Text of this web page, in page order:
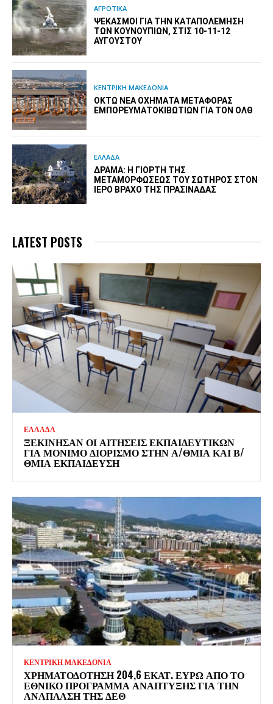
ΑΓΡΟΤΙΚΑ
ΨΕΚΑΣΜΟΊ ΓΙΑ ΤΗΝ ΚΑΤΑΠΟΛΈΜΗΣΗ
ΤΩΝ ΚΟΥΝΟΥΠΙΏΝ, ΣΤΙΣ 10-11-12
ΑΥΓΟΎΣΤΟΥ
ΚΕΝΤΡΙΚΗ ΜΑΚΕΔΟΝΙΑ
ΟΚΤΏ ΝΈΑ ΟΧΉΜΑΤΑ ΜΕΤΑΦΟΡΆΣ
ΕΜΠΟΡΕΥΜΑΤΟΚΙΒΩΤΊΩΝ ΓΙΑ ΤΟΝ ΟΛΘ
ΕΛΛΑΔΑ
ΔΡΆΜΑ: Η ΓΙΟΡΤΉ ΤΗΣ
ΜΕΤΑΜΟΡΦΏΣΕΩΣ ΤΟΥ ΣΩΤΉΡΟΣ ΣΤΟΝ
ΙΕΡΌ ΒΡΆΧΟ ΤΗΣ ΠΡΑΣΙΝΆΔΑΣ
LATEST POSTS
ΕΛΛΑΔΑ
ΞΕΚΊΝΗΣΑΝ ΟΙ ΑΙΤΉΣΕΙΣ ΕΚΠΑΙΔΕΥΤΙΚΏΝ
ΓΙΑ ΜΌΝΙΜΟ ΔΙΟΡΙΣΜΌ ΣΤΗΝ Α/ΘΜΙΑ ΚΑΙ Β/
ΘΜΙΑ ΕΚΠΑΊΔΕΥΣΗ
ΚΕΝΤΡΙΚΗ ΜΑΚΕΔΟΝΙΑ
ΧΡΗΜΑΤΟΔΌΤΗΣΗ 204,6 ΕΚΑΤ. ΕΥΡΏ ΑΠΌ ΤΟ
ΕΘΝΙΚΌ ΠΡΌΓΡΑΜΜΑ ΑΝΆΠΤΥΞΗΣ ΓΙΑ ΤΗΝ
ΑΝΆΠΛΑΣΗ ΤΗΣ ΔΕΘ